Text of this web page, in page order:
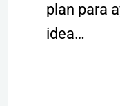
plan para
idea…